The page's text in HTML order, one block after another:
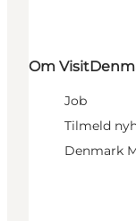
Om
Job
Tilmeld
Denmark